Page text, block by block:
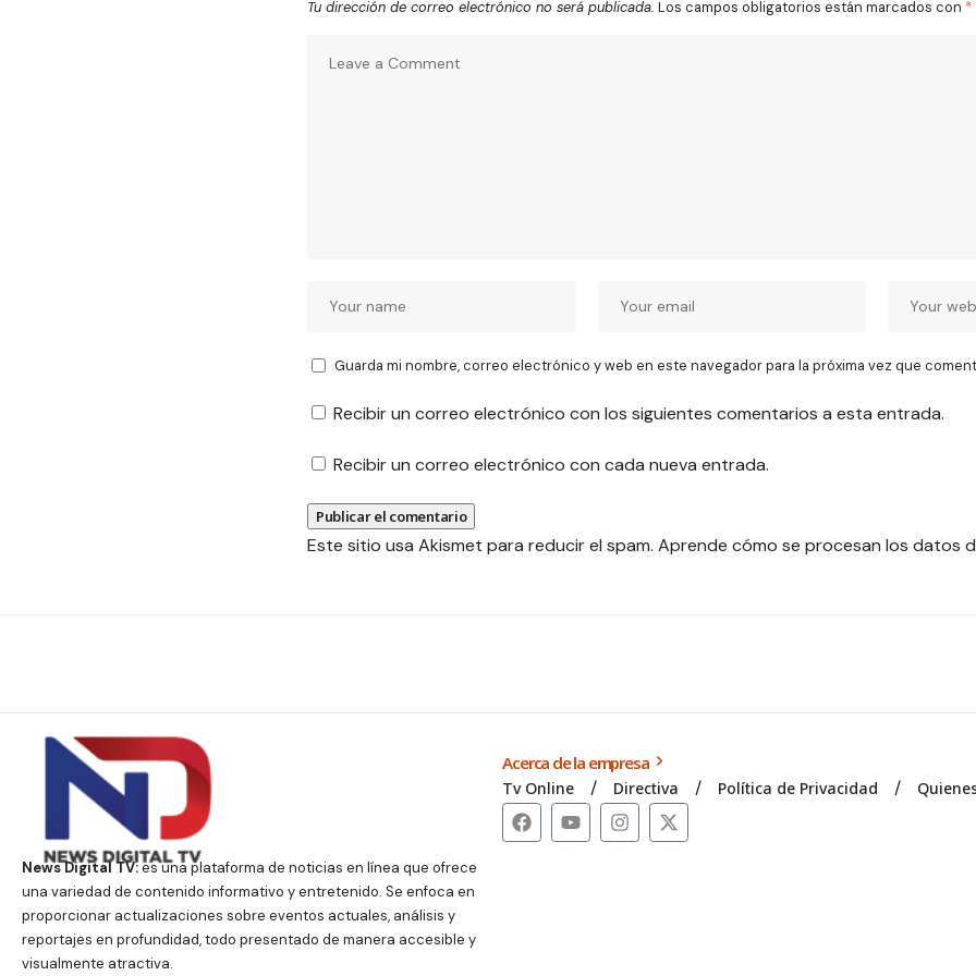
Tu dirección de correo electrónico no será publicada. Los campos obligatorios están marcados con *
Guarda mi nombre, correo electrónico y web en este navegador para la próxima vez que
Recibir un correo electrónico con los siguientes comentarios a esta entrada.
Recibir un correo electrónico con cada nueva entrada.
Este sitio usa Akismet para reducir el spam. Aprende cómo se procesan los datos
News Digital TV:es una plataforma de noticias en línea que ofrece
una variedad de contenido informativo y entretenido. Se enfoca en
proporcionar actualizaciones sobre eventos actuales, análisis y
reportajes en profundidad, todo presentado de manera accesible y
visualmente atractiva.
Acerca de la empresa
Tv Online Directiva Política de Privacidad